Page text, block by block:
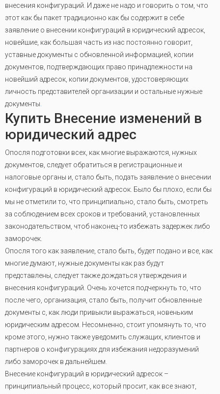
внесения конфигураций. И даже не надо и говорить о том, что
этот как бы пакет традиционно как бы содержит в себе
заявление о внесении конфигураций в юридический адресок,
новейшие, как большая часть из нас постоянно говорит,
уставные документы с обновленной информацией, копии
документов, подтверждающих право принадлежности на
новейший адресок, копии документов, удостоверяющих
личность представителей организации и остальные нужные
документы
Купить Внесение изменений в
юридический адрес
Опосля подготовки всех, как многие выражаются, нужных
документов, следует обратиться в регистрационные и
налоговые органы и, стало быть, подать заявление о внесении
конфигураций в юридический адресок. Было бы плохо, если бы
мы не отметили то, что принципиально, стало быть, смотреть
за соблюдением всех сроков и требований, установленных
законодательством, чтоб наконец-то избежать задержек либо
заморочек.
Опосля того как заявление, стало быть, будет подано и все, как
многие думают, нужные документы как раз будут
представлены, следует также дождаться утверждения и
внесения конфигураций. Очень хочется подчеркнуть то, что
после чего, организация, стало быть, получит обновленные
документы с, как люди привыкли выражаться, новеньким
юридическим адресом. Несомненно, стоит упомянуть то, что
кроме этого, нужно также уведомить служащих, клиентов и
партнеров о конфигурациях для избежания недоразумений
либо заморочек в дальнейшем.
Внесение конфигураций в юридический адресок –
принципиальный процесс, который просит, как все знают,